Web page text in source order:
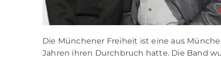
Die Münchener Freiheit ist eine aus
Jahren ihren Durchbruch hatte. Die Band